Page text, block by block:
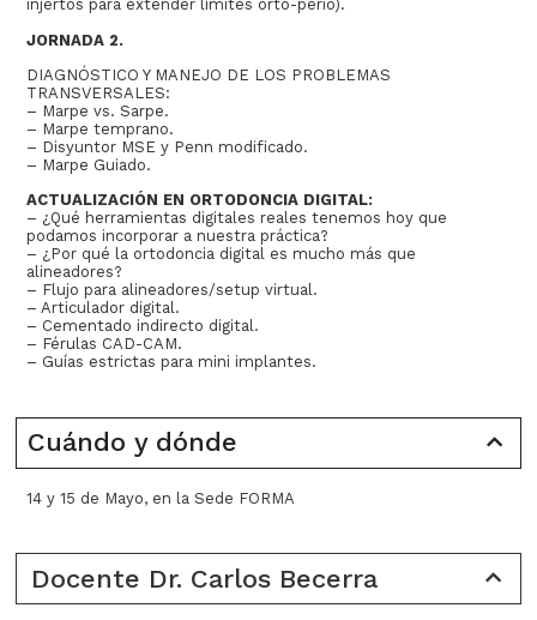
injertos para extender límites orto-perio).
JORNADA 2.
DIAGNÓSTICO Y MANEJO DE LOS PROBLEMAS
TRANSVERSALES:
– Marpe vs. Sarpe.
– Marpe temprano.
– Disyuntor MSE y Penn modificado.
– Marpe Guiado.
ACTUALIZACIÓN EN ORTODONCIA DIGITAL:
– ¿Qué herramientas digitales reales tenemos hoy que
podamos incorporar a nuestra práctica?
– ¿Por qué la ortodoncia digital es mucho más que
alineadores?
– Flujo para alineadores/setup virtual.
– Articulador digital.
– Cementado indirecto digital.
– Férulas CAD-CAM.
– Guías estrictas para mini implantes.
Cuándo y dónde
14 y 15 de Mayo, en la Sede FORMA
Docente Dr. Carlos Becerra